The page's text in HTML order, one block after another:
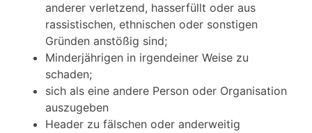
anderer verletzend, hasserfüllt oder aus
rassistischen, ethnischen oder sonstigen
Gründen anstößig sind;
Minderjährigen in irgendeiner Weise zu
schaden;
sich als eine andere Person oder Organisation
auszugeben
Header zu fälschen oder anderweitig